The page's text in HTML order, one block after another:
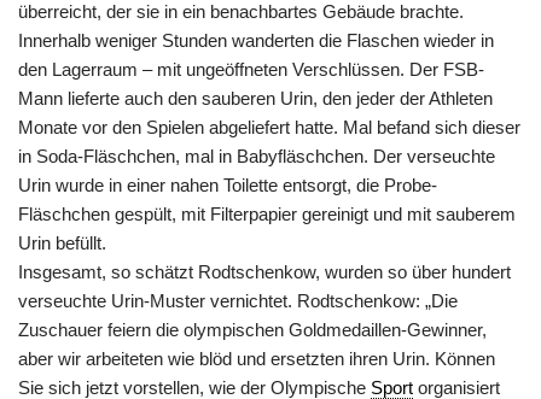
überreicht, der sie in ein benachbartes Gebäude brachte.
Innerhalb weniger Stunden wanderten die Flaschen wieder in
den Lagerraum – mit ungeöffneten Verschlüssen. Der FSB-
Mann lieferte auch den sauberen Urin, den jeder der Athleten
Monate vor den Spielen abgeliefert hatte. Mal befand sich dieser
in Soda-Fläschchen, mal in Babyfläschchen. Der verseuchte
Urin wurde in einer nahen Toilette entsorgt, die Probe-
Fläschchen gespült, mit Filterpapier gereinigt und mit sauberem
Urin befüllt.
Insgesamt, so schätzt Rodtschenkow, wurden so über hundert
verseuchte Urin-Muster vernichtet. Rodtschenkow: „Die
Zuschauer feiern die olympischen Goldmedaillen-Gewinner,
aber wir arbeiteten wie blöd und ersetzten ihren Urin. Können
Sie sich jetzt vorstellen, wie der Olympische Sport organisiert